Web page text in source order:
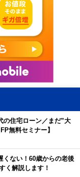
の住宅ローン／まだ”大
無料セミナー】
くない！60歳からの老後
く解説します！